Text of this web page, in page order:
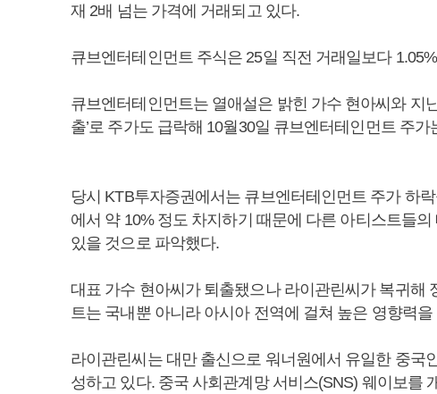
재 2배 넘는 가격에 거래되고 있다.
큐브엔터테인먼트 주식은 25일 직전 거래일보다
큐브엔터테인먼트는 열애설은 밝힌 가수 현아씨와 지
출’로 주가도 급락해 10월30일 큐브엔터테인먼트 주
당시 KTB투자증권에서는 큐브엔터테인먼트 주가 하
에서 약 10% 정도 차지하기 때문에 다른 아티스트들
있을 것으로 파악했다.
대표 가수 현아씨가 퇴출됐으나 라이관린씨가 복귀해
트는 국내뿐 아니라 아시아 전역에 걸쳐 높은 영향력
라이관린씨는 대만 출신으로 워너원에서 유일한 중국
성하고 있다. 중국 사회관계망 서비스(SNS) 웨이보를